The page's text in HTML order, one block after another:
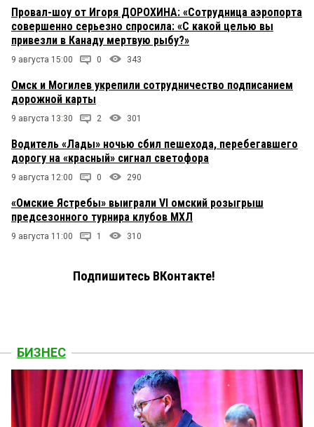
Провал-шоу от Игоря ДОРОХИНА: «Сотрудница аэропорта
совершенно серьезно спросила: «С какой целью вы
привезли в Канаду мертвую рыбу?»
9 августа 15:00 0 343
Омск и Могилев укрепили сотрудничество подписанием
дорожной карты
9 августа 13:30 2 301
Водитель «Лады» ночью сбил пешехода, перебегавшего
дорогу на «красный» сигнал светофора
9 августа 12:00 0 290
«Омские Ястребы» выиграли VI омский розыгрыш
предсезонного турнира клубов МХЛ
9 августа 11:00 1 310
Подпишитесь ВКонтакте!
БИЗНЕС